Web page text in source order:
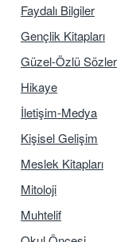
Faydalı Bilgiler
Gençlik Kitapları
Güzel-Özlü Sözler
Hikaye
İletişim-Medya
Kişisel Gelişim
Meslek Kitapları
Mitoloji
Muhtelif